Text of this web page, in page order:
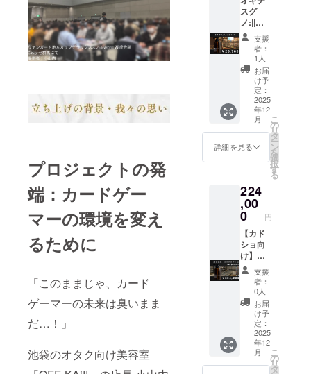
プロジェクトの発
端：カードゲー
マーの環境を変え
るために
「このままじゃ、カード
ゲーマーの未来は臭いまま
だ…！」
池袋のオタク向け美容室
期限：
2025年
10月か
ら2026
年12月
末まで
になり
ます。
スグ
ノ:||を
10本提
供しま
す。 ・
数量：
10点 ・
サイ
ズ：
300ml
支援
者：
1人
お届
け予
定：
2025
年12
月
詳細を見る
こ
の
リ
タ
ー
ン
を
選
択
す
る
224
,00
0 円
【カド
ショ向
け】卸
値価格
でオキ
テスグ
ノ:||を
100本提
供しま
す。 ・
数量：
100点
・サイ
支援
者：
0人
お届
け予
定：
2025
年12
月
こ
の
リ
タ